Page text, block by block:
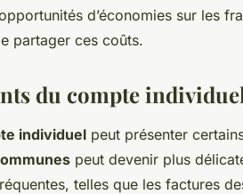
d’économies sur les
partager ces coûts.
du compte
individuel peut présenter
peut devenir plus
telles que les factures